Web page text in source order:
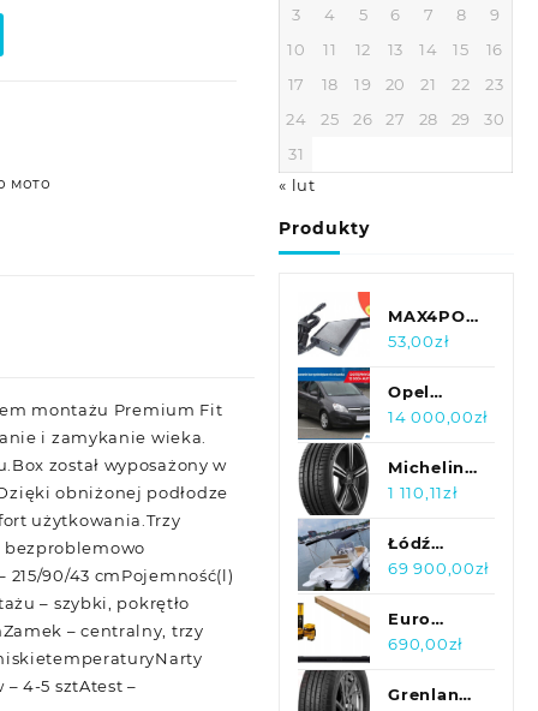
мото
montażu Premium Fit
i zamykanie wieka.
został wyposażony w
obniżonej podłodze
użytkowania.Trzy
bezproblemowo
90/43 cmPojemność(l)
– szybki, pokrętło
– centralny, trzy
4-5 sztAtest –
3
4 5 6 7 8
9
10
11 12 13 14 15
16
17
18 19 20 21 22
23
24
25 26 27 28 29
30
31
« lut
Produkty
MAX4POWER
ŁADOWARKA
12V DO
ACER
V5-132P
53,00zł
Opel
Zafira 1.9
Salon
Polska, 7
14 000,00zł
Michelin
Ps5
97Y
1 110,11zł
Łódź
elektryczna
Open 530
Electric
69 900,00zł
Euro
Driveshafts
Napędowy
690,00zł
Grenlander